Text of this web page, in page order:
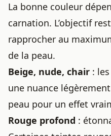
La bonne couleur
carnation. L’objectif
rapprocher au
de la peau.
Beige, nude, chair :
une nuance
peau pour un effet
Rouge profond :